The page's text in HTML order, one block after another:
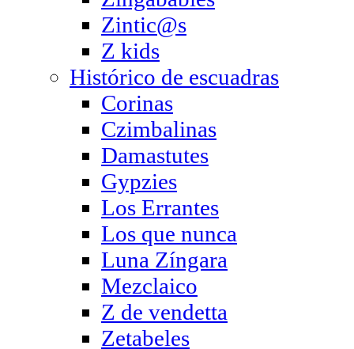
Zintic@s
Z kids
Histórico de escuadras
Corinas
Czimbalinas
Damastutes
Gypzies
Los Errantes
Los que nunca
Luna Zíngara
Mezclaico
Z de vendetta
Zetabeles